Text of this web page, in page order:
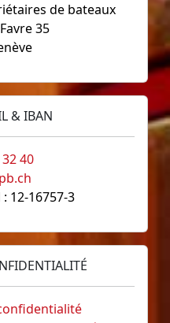
de bateaux
35
& IBAN
40
12-16757-3